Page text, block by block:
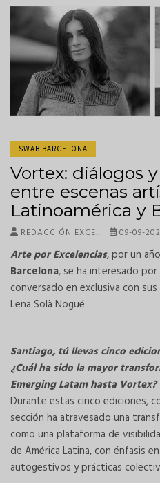
SWAB BARCELONA
Vortex: diálogos
entre escenas
Latinoamérica y
REDACCIÓN EXCE… 09-09-
Arte por Excelencias, por un
Barcelona, se ha interesado
conversado en exclusiva con
Lena Solà Nogué.
Santiago, tú llevas cinco
¿Cuál ha sido la mayor
Emerging Latam hasta Vortex?
Durante estas cinco ediciones,
sección ha atravesado una
como una plataforma de
de América Latina, con énfasis
autogestivos y prácticas